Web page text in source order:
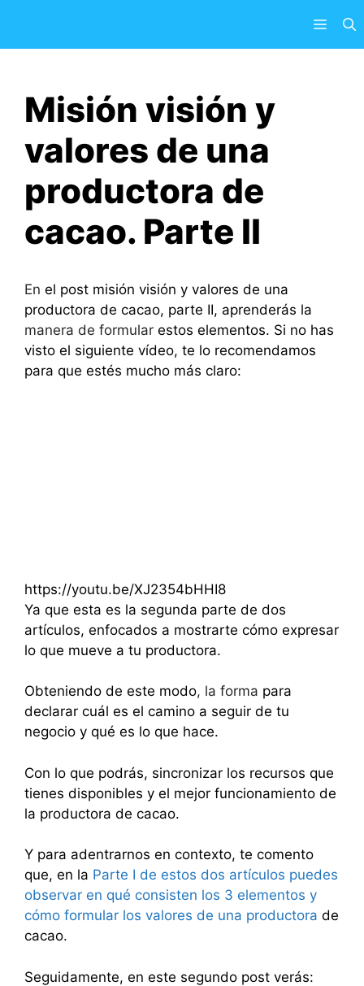
contenido
Menú
Misión visión y
valores de una
productora de
cacao. Parte II
En el post misión visión y valores de una
productora de cacao, parte II, aprenderás la
manera de formular estos elementos. Si no has
visto el siguiente vídeo, te lo recomendamos
para que estés mucho más claro:
https://youtu.be/XJ2354bHHI8
Ya que esta es la segunda parte de dos
artículos, enfocados a mostrarte cómo expresar
lo que mueve a tu productora.
Obteniendo de este modo, la forma para
declarar cuál es el camino a seguir de tu
negocio y qué es lo que hace.
Con lo que podrás, sincronizar los recursos que
tienes disponibles y el mejor funcionamiento de
la productora de cacao.
Y para adentrarnos en contexto, te comento
que, en la Parte I de estos dos artículos puedes
observar en qué consisten los 3 elementos y
cómo formular los valores de una productora de
cacao.
Seguidamente, en este segundo post verás: